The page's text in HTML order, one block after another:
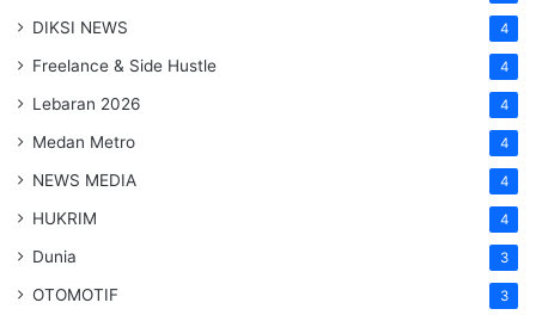
DIKSI NEWS 4
Freelance & Side Hustle 4
Lebaran 2026 4
Medan Metro 4
NEWS MEDIA 4
HUKRIM 4
Dunia 3
OTOMOTIF 3